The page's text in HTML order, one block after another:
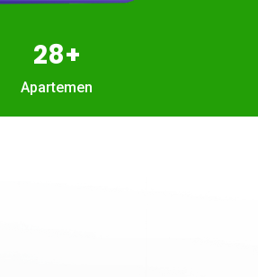
28+
Apartemen